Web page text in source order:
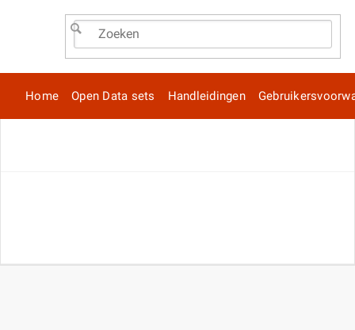
Home Open Data sets Handleidingen